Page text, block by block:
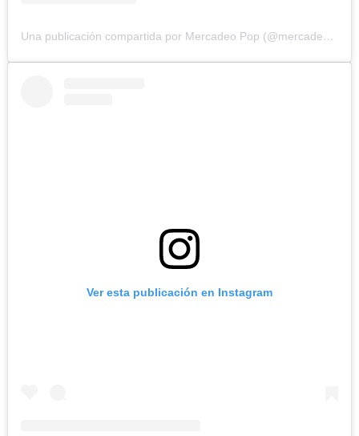
Una publicación compartida por Mercadeo Pop (@mercadeo_pop)
Ver esta publicación en Instagram